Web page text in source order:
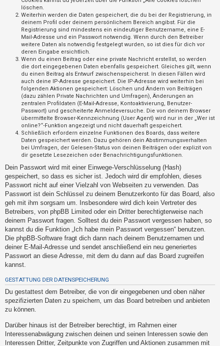
w
o
r
t
e
t
e
T
h
e
m
e
n
A
löschen.
Weiterhin werden die Daten gespeichert, die du bei der Registrierung, in
deinem Profil oder deinem persönlichem Bereich angibst. Für die
Registrierung sind mindestens ein eindeutiger Benutzername, eine E-
Mail-Adresse und ein Passwort notwendig. Wenn durch den Betreiber
weitere Daten als notwendig festgelegt wurden, so ist dies für dich vor
deren Eingabe ersichtlich.
Wenn du einen Beitrag oder eine private Nachricht erstellst, so werden
die dort eingegebenen Daten ebenfalls gespeichert. Gleiches gilt, wenn
du einen Beitrag als Entwurf zwischenspeicherst. In diesen Fällen wird
auch deine IP-Adresse gespeichert. Die IP-Adresse wird weiterhin bei
folgenden Aktionen gespeichert: Löschen und Ändern von Beiträgen
(dazu zählen Private Nachrichten und Umfragen), Änderungen an
zentralen Profildaten (E-Mail-Adresse, Kontoaktivierung, Benutzer-
Passwort) und gescheiterte Anmeldeversuche. Die von deinem Browser
übermittelte Browser-Kennzeichnung (User Agent) wird nur in der „Wer ist
online?“-Funktion angezeigt und nicht dauerhaft gespeichert.
Schließlich erfordern einzelne Funktionen des Boards, dass weitere
Daten gespeichert werden. Dazu gehören dein Abstimmungsverhalten
bei Umfragen, der Gelesen-Status von deinen Beiträgen oder explizit von
dir gesetzte Lesezeichen oder Benachrichtigungsfunktionen.
Dein Passwort wird mit einer Einwege-Verschlüsselung (Hash)
gespeichert, so dass es sicher ist. Jedoch wird dir empfohlen, dieses
Passwort nicht auf einer Vielzahl von Webseiten zu verwenden. Das
Passwort ist dein Schlüssel zu deinem Benutzerkonto für das Board, also
geh mit ihm sorgsam um. Insbesondere wird dich kein Vertreter des
Betreibers, von phpBB Limited oder ein Dritter berechtigterweise nach
deinem Passwort fragen. Solltest du dein Passwort vergessen haben, so
kannst du die Funktion „Ich habe mein Passwort vergessen“ benutzen.
Die phpBB-Software fragt dich dann nach deinem Benutzernamen und
deiner E-Mail-Adresse und sendet anschließend ein neu generiertes
Passwort an diese Adresse, mit dem du dann auf das Board zugreifen
kannst.
GESTATTUNG DER DATENSPEICHERUNG
Du gestattest dem Betreiber, die von dir eingegebenen und oben näher
spezifizierten Daten zu speichern, um das Board betreiben und anbieten
zu können.
Darüber hinaus ist der Betreiber berechtigt, im Rahmen einer
Interessenabwägung zwischen deinen und seinen Interessen sowie den
Interessen Dritter, Zeitpunkte von Zugriffen und Aktionen zusammen mit